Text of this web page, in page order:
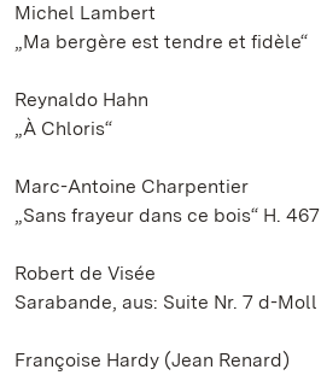
Michel Lambert
„Ma bergère est tendre et fidèle“
Reynaldo Hahn
„À Chloris“
Marc-Antoine Charpentier
„Sans frayeur dans ce bois“ H. 467
Robert de Visée
Sarabande, aus: Suite Nr. 7 d-Moll
Françoise Hardy (Jean Renard)